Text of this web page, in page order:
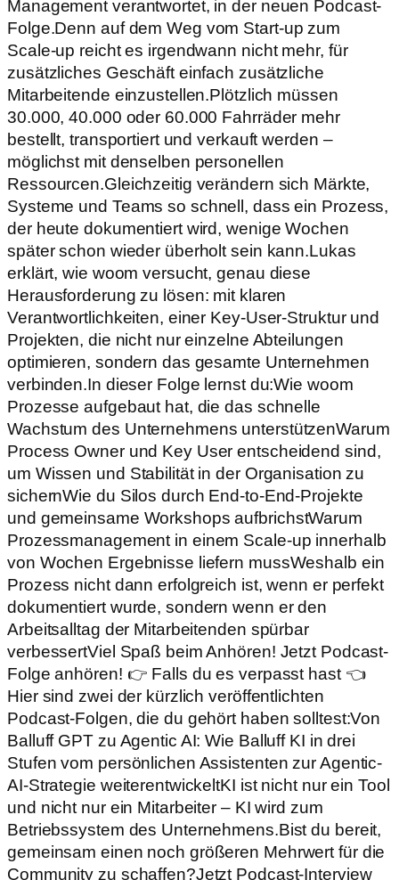
Management verantwortet, in der neuen Podcast-
Folge.Denn auf dem Weg vom Start-up zum
Scale-up reicht es irgendwann nicht mehr, für
zusätzliches Geschäft einfach zusätzliche
Mitarbeitende einzustellen.Plötzlich müssen
30.000, 40.000 oder 60.000 Fahrräder mehr
bestellt, transportiert und verkauft werden –
möglichst mit denselben personellen
Ressourcen.Gleichzeitig verändern sich Märkte,
Systeme und Teams so schnell, dass ein Prozess,
der heute dokumentiert wird, wenige Wochen
später schon wieder überholt sein kann.Lukas
erklärt, wie woom versucht, genau diese
Herausforderung zu lösen: mit klaren
Verantwortlichkeiten, einer Key-User-Struktur und
Projekten, die nicht nur einzelne Abteilungen
optimieren, sondern das gesamte Unternehmen
verbinden.In dieser Folge lernst du:Wie woom
Prozesse aufgebaut hat, die das schnelle
Wachstum des Unternehmens unterstützenWarum
Process Owner und Key User entscheidend sind,
um Wissen und Stabilität in der Organisation zu
sichernWie du Silos durch End-to-End-Projekte
und gemeinsame Workshops aufbrichstWarum
Prozessmanagement in einem Scale-up innerhalb
von Wochen Ergebnisse liefern mussWeshalb ein
Prozess nicht dann erfolgreich ist, wenn er perfekt
dokumentiert wurde, sondern wenn er den
Arbeitsalltag der Mitarbeitenden spürbar
verbessertViel Spaß beim Anhören! Jetzt Podcast-
Folge anhören! 👉 Falls du es verpasst hast 👈
Hier sind zwei der kürzlich veröffentlichten
Podcast-Folgen, die du gehört haben solltest:Von
Balluff GPT zu Agentic AI: Wie Balluff KI in drei
Stufen vom persönlichen Assistenten zur Agentic-
AI-Strategie weiterentwickeltKI ist nicht nur ein Tool
und nicht nur ein Mitarbeiter – KI wird zum
Betriebssystem des Unternehmens.Bist du bereit,
gemeinsam einen noch größeren Mehrwert für die
Community zu schaffen?Jetzt Podcast-Interview